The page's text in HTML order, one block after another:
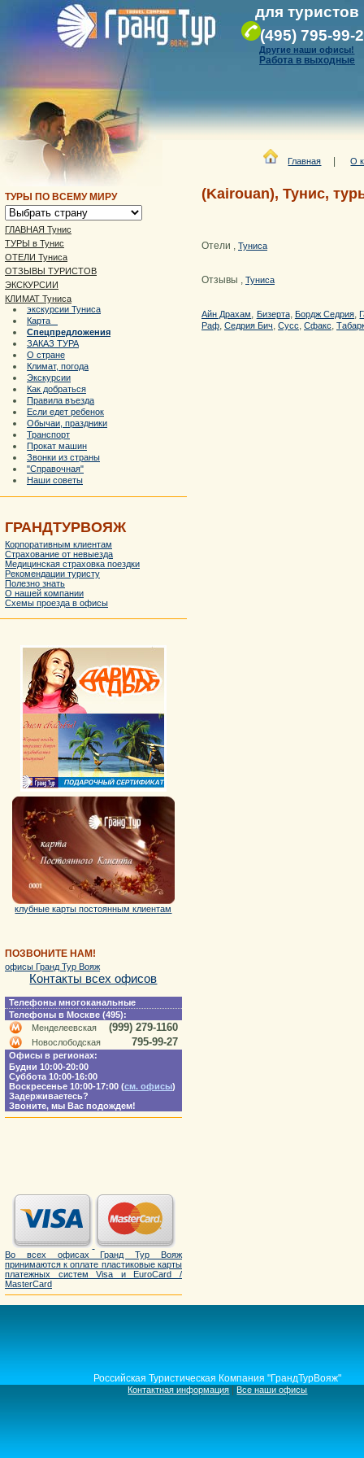
для туристов
(495) 795-99-
Другие наши офисы!
Работа в выходные
ТУРЫ ПО ВСЕМУ МИРУ
ГЛАВНАЯ Тунис
ТУРЫ в Тунис
ОТЕЛИ Туниса
ОТЗЫВЫ ТУРИСТОВ
ЭКСКУРСИИ
КЛИМАТ Туниса
экскурсии Туниса
Карта
Спецпредложения
ЗАКАЗ ТУРА
О стране
Климат, погода
Экскурсии
Как добраться
Правила въезда
Если едет ребенок
Обычаи, праздники
Транспорт
Прокат машин
Звонки из страны
"Справочная"
Наши советы
ГРАНДТУРВОЯЖ
Корпоративным клиентам
Страхование от невыезда
Медицинская страховка поездки
Рекомендации туристу
Полезно знать
О нашей компании
Схемы проезда в офисы
клубные карты постоянным клиентам
ПОЗВОНИТЕ НАМ!
офисы Гранд Тур Вояж
Контакты всех офисов
Телефоны многоканальные
Телефоны в Москве (495):
Менделеевская
(999) 279-1160
Новослободская 795-99-27
Офисы в регионах:
Будни 10:00-20:00
Суббота 10:00-16:00
Воскресенье 10:00-17:00 (см. офисы)
Задерживаетесь?
Звоните, мы Вас подождем!
Во всех офисах Гранд Тур Вояж
принимаются к оплате пластиковые карты
платежных систем Visa и EuroCard /
MasterCard
Главная |О
(Kairouan), Тунис,
Отели , Туниса
Отзывы , Туниса
Айн Драхам, Бизерта, Бордж Седрия,
Раф, Седрия Бич, Сусс, Сфакс,
Российская Туристическая Компания "ГрандТурВояж"
Контактная информация |Все наши офисы